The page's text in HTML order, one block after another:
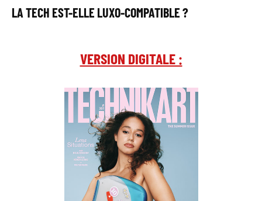
LA TECH EST-ELLE LUXO-COMPATIBLE ?
VERSION DIGITALE :